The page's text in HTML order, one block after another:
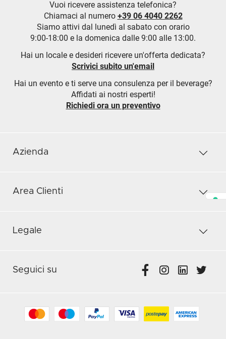
Vuoi ricevere assistenza telefonica?
Chiamaci al numero +39 06 4040 2262
Siamo attivi dal lunedì al sabato con orario
9:00-18:00 e la domenica dalle 9:00 alle 13:00.
Hai un locale e desideri ricevere un'offerta dedicata?
Scrivici subito un'email
Hai un evento e ti serve una consulenza per il beverage?
Affidati ai nostri esperti!
Richiedi ora un preventivo
Azienda
Area Clienti
Legale
Seguici su